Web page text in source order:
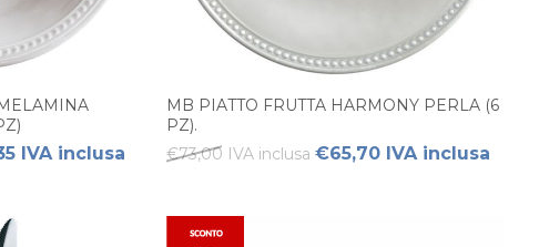
IVA inclusa
MB PIATTO FRUTTA HARMONY PERLA (6
PZ).
€73,00 IVA inclusa €65,70 IVA inclusa